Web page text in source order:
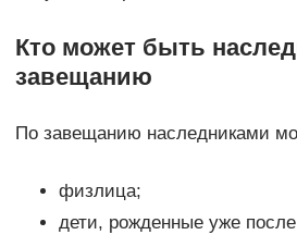
Кто может быть
завещанию
По завещанию наследниками
физлица;
дети, рожденные уже